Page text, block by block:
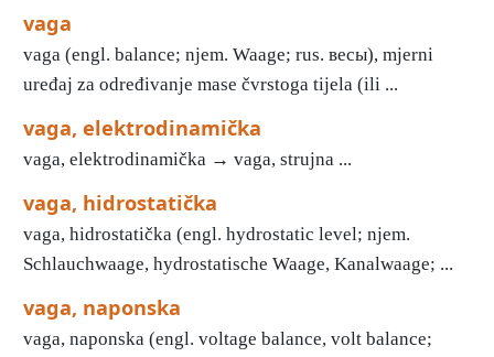
vaga
vaga (engl. balance; njem. Waage; rus. весы), mjerni
uređaj za određivanje mase čvrstoga tijela (ili ...
vaga, elektrodinamička
vaga, elektrodinamička → vaga, strujna ...
vaga, hidrostatička
vaga, hidrostatička (engl. hydrostatic level; njem.
Schlauchwaage, hydrostatische Waage, Kanalwaage; ...
vaga, naponska
vaga, naponska (engl. voltage balance, volt balance;